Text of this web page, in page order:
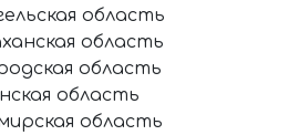
область
область
область
область
область